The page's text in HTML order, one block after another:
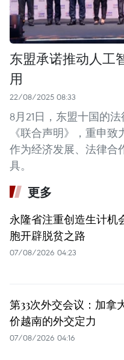
东盟承诺推动人工
用
22/08/2025 08:33
8月21日，东盟十国的
《联合声明》，重申
作为经济发展、法律合
具。
更多
永隆省注重创造生计机
胞开辟脱贫之路
07/08/2026 04:23
第33次外交会议：加拿
价越南的外交定力
07/08/2026 04:16